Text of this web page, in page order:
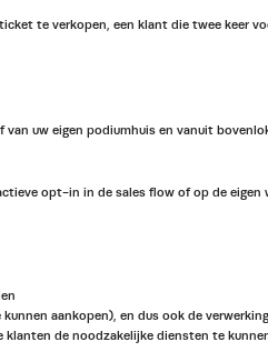
te verkopen, een klant die twee keer
uw eigen podiumhuis en vanuit
opt-in in de sales flow of op de eigen
aankopen), en dus ook de
de noodzakelijke diensten te